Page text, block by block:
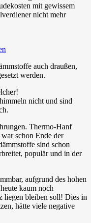
mit gewissem
nicht mehr
auch draußen,
werden.
nicht und sind
Thermo-Hanf
schon Ende der
sind schon
populär und in der
aufgrund des hohen
kaum noch
liegen bleiben soll! Dies in
hätte viele negative